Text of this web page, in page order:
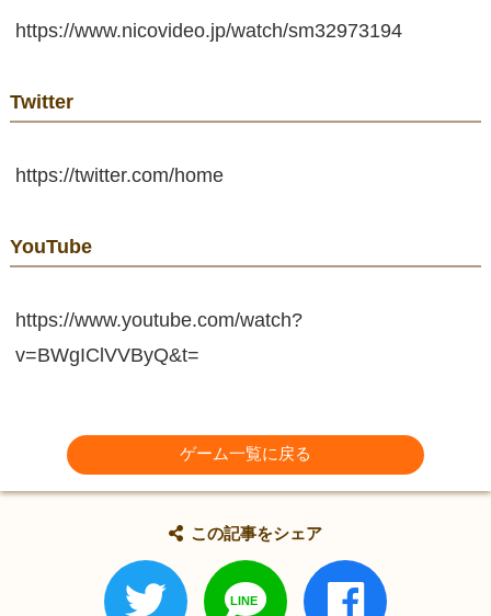
https://www.nicovideo.jp/watch/sm32973194
Twitter
https://twitter.com/home
YouTube
https://www.youtube.com/watch?
v=BWgIClVVByQ&t=
ゲーム一覧に戻る
この記事をシェア